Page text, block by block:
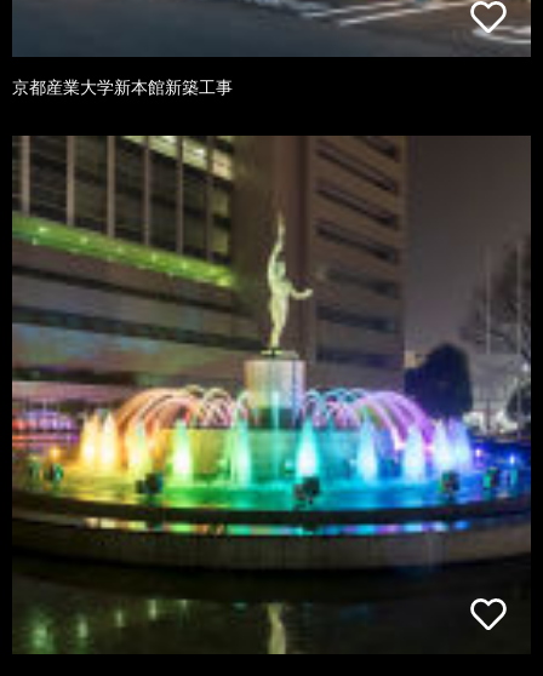
京都産業大学新本館新築工事